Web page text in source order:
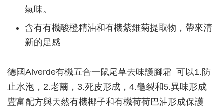
氣味。
含有有機酸橙精油和有機紫錐菊提取物，帶來清
新的足感
德國Alverde有機五合一鼠尾草去味護腳霜 可以1.防
止水泡，2.老繭，3.死皮形成，4.龜裂和5.異味形成
豐富配方與天然有機椰子和有機荷荷巴油形成保護